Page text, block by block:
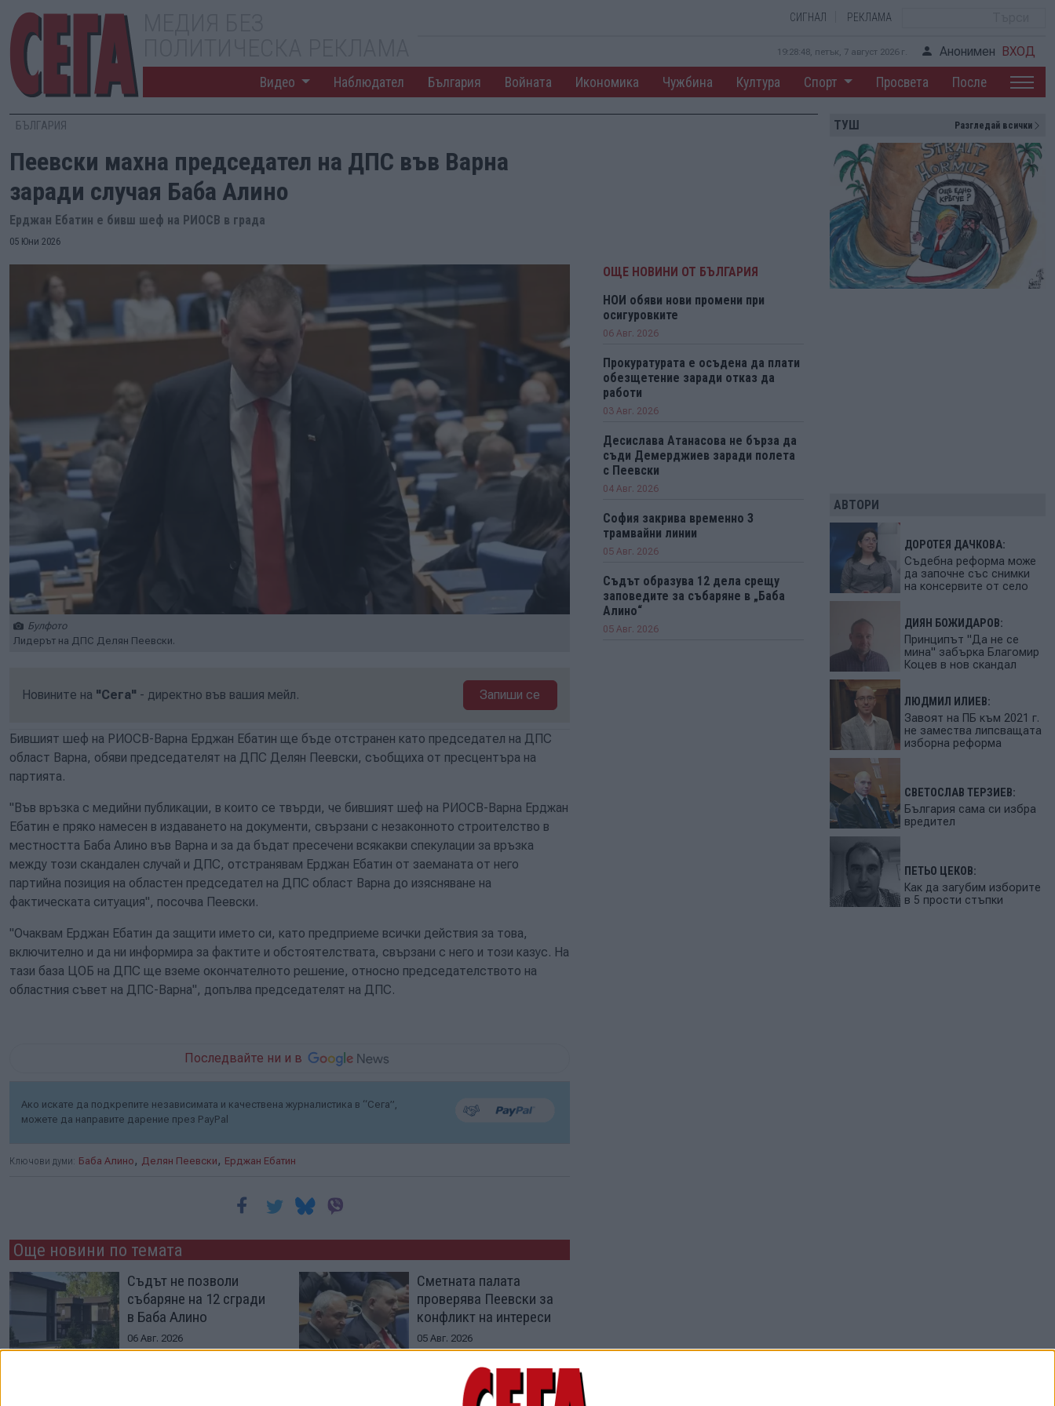
СИГНАЛ РЕКЛАМА
19:28:48, петък, 7 август 2026 г. Анонимен ВХОД
Видео Наблюдател България Войната Икономика Чужбина Култура Спорт Просвета После
БЪЛГАРИЯ
Пеевски махна председател на ДПС във Варна
заради случая Баба Алино
Ерджан Ебатин е бивш шеф на РИОСВ в града
05 Юни 2026
Булфото
Лидерът на ДПС Делян Пеевски.
Новините на "Сега" - директно във вашия мейл. Запиши се
Бившият шеф на РИОСВ-Варна Ерджан Ебатин ще бъде отстранен като председател на ДПС
област Варна, обяви председателят на ДПС Делян Пеевски, съобщиха от пресцентъра на
партията.
"Във връзка с медийни публикации, в които се твърди, че бившият шеф на РИОСВ-Варна Ерджан
Ебатин е пряко намесен в издаването на документи, свързани с незаконното строителство в
местността Баба Алино във Варна и за да бъдат пресечени всякакви спекулации за връзка
между този скандален случай и ДПС, отстранявам Ерджан Ебатин от заеманата от него
партийна позиция на областен председател на ДПС област Варна до изясняване на
фактическата ситуация", посочва Пеевски.
"Очаквам Ерджан Ебатин да защити името си, като предприеме всички действия за това,
включително и да ни информира за фактите и обстоятелствата, свързани с него и този казус. На
тази база ЦОБ на ДПС ще вземе окончателното решение, относно председателството на
областния съвет на ДПС-Варна", допълва председателят на ДПС.
Последвайте ни и в
Ако искате да подкрепите независимата и качествена журналистика в “Сега”,
можете да направите дарение през PayPal
Ключови думи: Баба Алино , Делян Пеевски , Ерджан Ебатин
Още новини по темата
Съдът не позволи
събаряне на 12 сгради
в Баба Алино
06 Авг. 2026
Сметната палата
проверява Пеевски за
конфликт на интереси
05 Авг. 2026
ОЩЕ НОВИНИ ОТ БЪЛГАРИЯ
НОИ обяви нови промени при
осигуровките
06 Авг. 2026
Прокуратурата е осъдена да плати
обезщетение заради отказ да
работи
03 Авг. 2026
Десислава Атанасова не бърза да
съди Демерджиев заради полета
с Пеевски
04 Авг. 2026
София закрива временно 3
трамвайни линии
05 Авг. 2026
Съдът образува 12 дела срещу
заповедите за събаряне в „Баба
Алино“
05 Авг. 2026
ТУШ Разгледай всички
АВТОРИ
ДОРОТЕЯ ДАЧКОВА:
Съдебна реформа може
да започне със снимки
на консервите от село
ДИЯН БОЖИДАРОВ:
Принципът "Да не се
мина" забърка Благомир
Коцев в нов скандал
ЛЮДМИЛ ИЛИЕВ:
Завоят на ПБ към 2021 г.
не замества липсващата
изборна реформа
СВЕТОСЛАВ ТЕРЗИЕВ:
България сама си избра
вредител
ПЕТЬО ЦЕКОВ:
Как да загубим изборите
в 5 прости стъпки